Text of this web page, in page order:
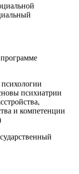
психиатрии
и компетенции